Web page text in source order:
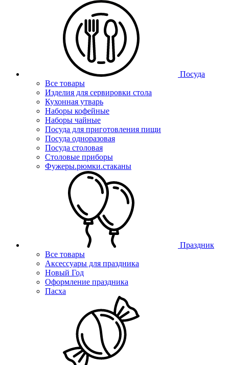
Посуда
Все товары
Изделия для сервировки стола
Кухонная утварь
Наборы кофейные
Наборы чайные
Посуда для приготовления пищи
Посуда одноразовая
Посуда столовая
Столовые приборы
Фужеры.рюмки.стаканы
Праздник
Все товары
Аксессуары для праздника
Новый Год
Оформление праздника
Пасха